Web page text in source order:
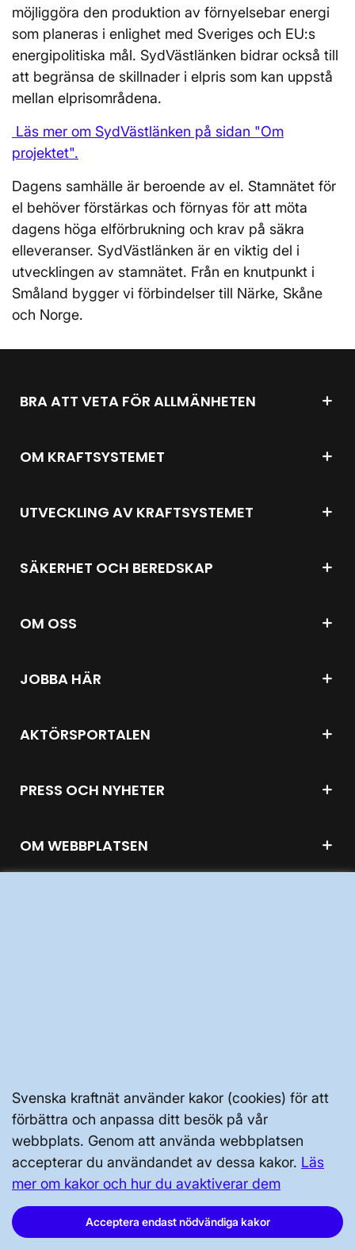
Svenska kraftnät använder kakor (cookies) för att
förbättra och anpassa ditt besök på vår
webbplats. Genom att använda webbplatsen
accepterar du användandet av dessa kakor. Läs
mer om kakor och hur du avaktiverar dem
Acceptera endast nödvändiga kakor
möjliggöra den produktion av förnyelsebar energi
som planeras i enlighet med Sveriges och EU:s
energipolitiska mål. SydVästlänken bidrar också till
att begränsa de skillnader i elpris som kan uppstå
mellan elprisområdena.
Läs mer om SydVästlänken på sidan "Om
projektet".
Dagens samhälle är beroende av el. Stamnätet för
el behöver förstärkas och förnyas för att möta
dagens höga elförbrukning och krav på säkra
elleveranser. SydVästlänken är en viktig del i
utvecklingen av stamnätet. Från en knutpunkt i
Småland bygger vi förbindelser till Närke, Skåne
och Norge.
BRA ATT VETA FÖR ALLMÄNHETEN
OM KRAFTSYSTEMET
UTVECKLING AV KRAFTSYSTEMET
SÄKERHET OCH BEREDSKAP
OM OSS
JOBBA HÄR
AKTÖRSPORTALEN
PRESS OCH NYHETER
OM WEBBPLATSEN
Svenska kraftnät, Box 1200, 172 24
Tillgänglighetsredogörelse